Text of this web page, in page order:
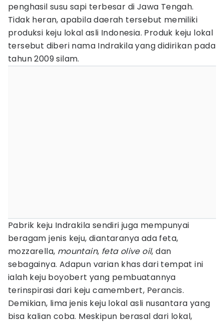
penghasil susu sapi terbesar di Jawa Tengah.
Tidak heran, apabila daerah tersebut memiliki
produksi keju lokal asli Indonesia. Produk keju lokal
tersebut diberi nama Indrakila yang didirikan pada
tahun 2009 silam.
Pabrik keju Indrakila sendiri juga mempunyai
beragam jenis keju, diantaranya ada feta,
mozzarella, mountain, feta olive oil, dan
sebagainya. Adapun varian khas dari tempat ini
ialah keju boyobert yang pembuatannya
terinspirasi dari keju camembert, Perancis.
Demikian, lima jenis keju lokal asli nusantara yang
bisa kalian coba. Meskipun berasal dari lokal,